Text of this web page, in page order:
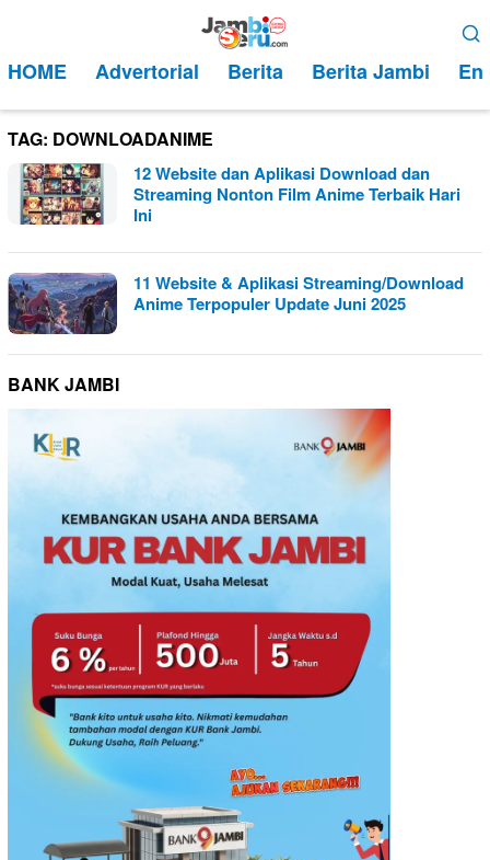
kontenMobile
HOME Advertorial Berita Berita Jambi
TAG: DOWNLOADANIME
12 Website dan Aplikasi Download dan
Streaming Nonton Film Anime Terbaik Hari
Ini
11 Website & Aplikasi Streaming/Download
Anime Terpopuler Update Juni 2025
BANK JAMBI